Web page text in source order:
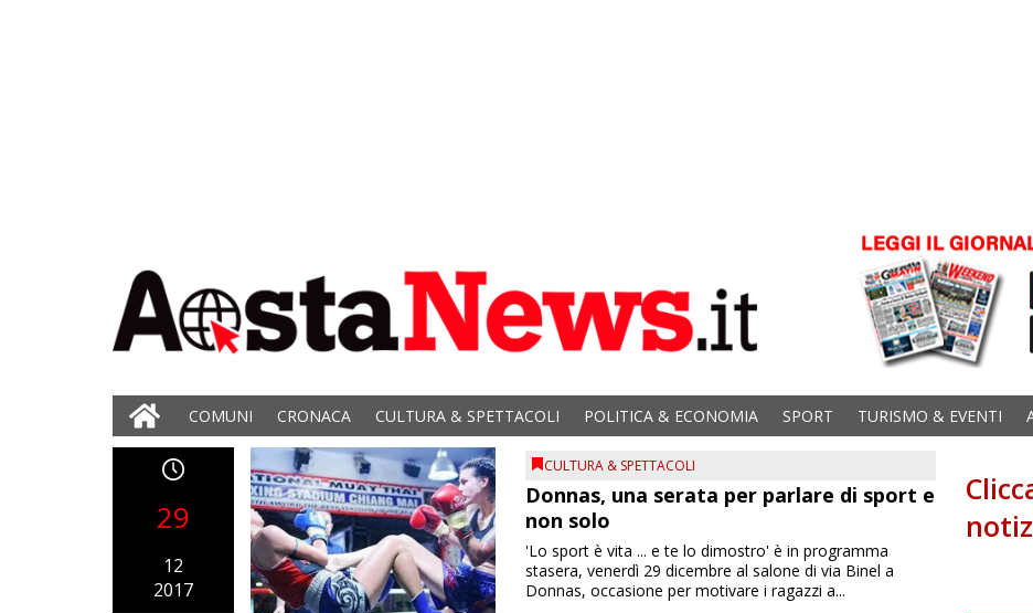
COMUNI CRONACA CULTURA & SPETTACOLI POLITICA & ECONOMIA SPORT TURISMO & EVENTI
29
12
2017
CULTURA & SPETTACOLI
Donnas, una serata per parlare di sport e
non solo
'Lo sport è vita ... e te lo dimostro' è in programma
stasera, venerdì 29 dicembre al salone di via Binel a
Donnas, occasione per motivare i ragazzi a...